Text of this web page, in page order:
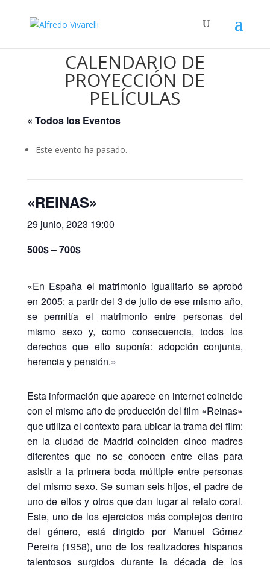
CALENDARIO DE
PROYECCIÓN DE
PELÍCULAS
« Todos los Eventos
Este evento ha pasado.
«REINAS»
29 junio, 2023 19:00
500$ – 700$
«En España el matrimonio igualitario se aprobó
en 2005: a partir del 3 de julio de ese mismo año,
se permitía el matrimonio entre personas del
mismo sexo y, como consecuencia, todos los
derechos que ello suponía: adopción conjunta,
herencia y pensión.»
Esta información que aparece en internet coincide
con el mismo año de producción del film «Reinas»
que utiliza el contexto para ubicar la trama del film:
en la ciudad de Madrid coinciden cinco madres
diferentes que no se conocen entre ellas para
asistir a la primera boda múltiple entre personas
del mismo sexo. Se suman seis hijos, el padre de
uno de ellos y otros que dan lugar al relato coral.
Este, uno de los ejercicios más complejos dentro
del género, está dirigido por Manuel Gómez
Pereira (1958), uno de los realizadores hispanos
talentosos surgidos durante la década de los